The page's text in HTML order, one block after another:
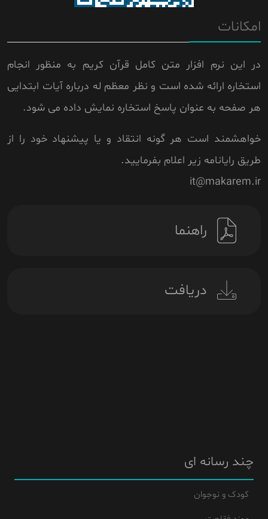
امکانات
در این نرم افزار متن کامل قرآن کریم به منظور انجام
استخاره ارائه شده است و نظر معظم له درباره آیات ابتدایی
هر صفحه به عنوان پاسخ استخاره نمایش داده می شود.
خواهشمند است هر گونه انتقاد و یا پیشنهاد خود را از
طریق رایانامه زیر اعلام بفرمایید.
it@makarem.ir
راهنما
دریافت
چند رسانه ای
کودک و نوجوان